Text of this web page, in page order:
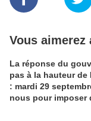
Vous aimerez
La réponse du
pas à la hauteur de
: mardi 29
nous pour imposer